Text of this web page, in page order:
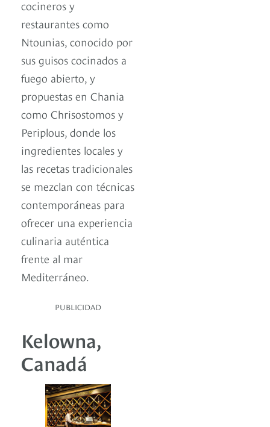
cocineros y
restaurantes como
Ntounias, conocido por
sus guisos cocinados a
fuego abierto, y
propuestas en Chania
como Chrisostomos y
Periplous, donde los
ingredientes locales y
las recetas tradicionales
se mezclan con técnicas
contemporáneas para
ofrecer una experiencia
culinaria auténtica
frente al mar
Mediterráneo.
PUBLICIDAD
Kelowna,
Canadá